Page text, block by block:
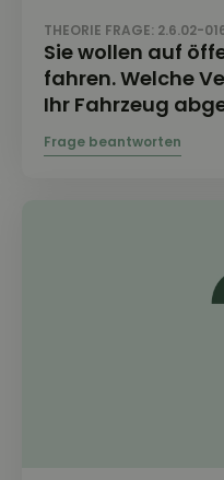
THEORIE FRAGE: 2.6.02-
Sie wollen auf
fahren. Welche
Ihr Fahrzeug